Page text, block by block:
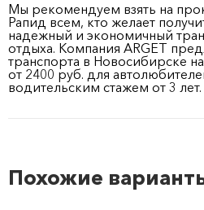
Мы рекомендуем взять на
Рапид всем, кто желает
надежный и экономичный
отдыха. Компания ARGET
транспорта в Новосибирске
от 2400 руб. для
водительским стажем от 3 лет.
Похожие